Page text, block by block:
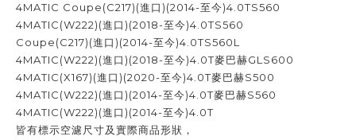
4MATIC Coupe(C217)(進口)(2014-至今)4.0TS560
4MATIC(W222)(進口)(2018-至今)4.0TS560
Coupe(C217)(進口)(2014-至今)4.0TS560L
4MATIC(W222)(進口)(2018-至今)4.0T麥巴赫GLS600
4MATIC(X167)(進口)(2020-至今)4.0T麥巴赫S500
4MATIC(W222)(進口)(2014-至今)4.0T麥巴赫S560
4MATIC(W222)(進口)(2014-至今)4.0T
皆有標示空濾尺寸及實際商品形狀，